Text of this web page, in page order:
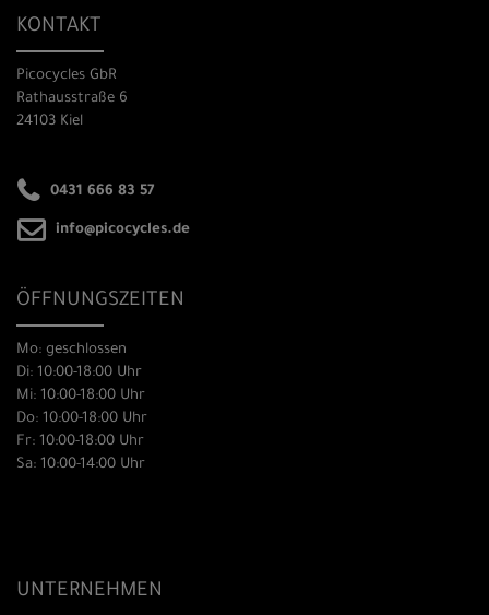
KONTAKT
Picocycles GbR
Rathausstraße 6
24103 Kiel
0431 666 83 57
info@picocycles.de
ÖFFNUNGSZEITEN
Mo: geschlossen
Di: 10:00-18:00 Uhr
Mi: 10:00-18:00 Uhr
Do: 10:00-18:00 Uhr
Fr: 10:00-18:00 Uhr
Sa: 10:00-14:00 Uhr
UNTERNEHMEN